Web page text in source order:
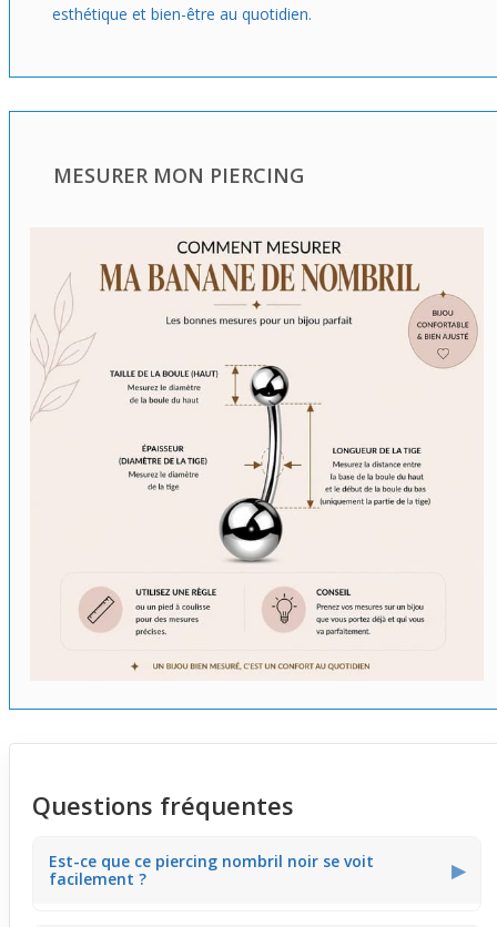
esthétique et bien-être au quotidien.
MESURER MON PIERCING
Questions fréquentes
Est-ce que ce piercing nombril noir se voit
facilement ?
▶